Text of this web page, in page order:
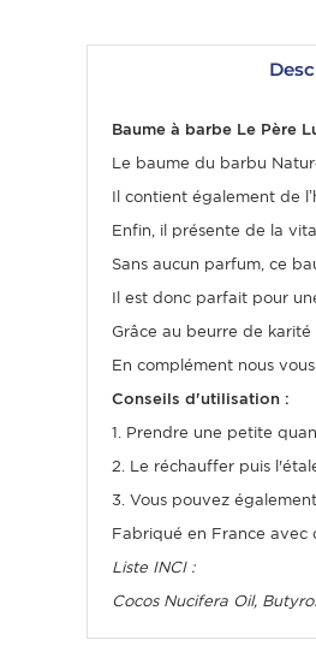
Baume à barbe Le Père
Le baume du barbu
Il contient également de
Enfin, il présente de la
Sans aucun parfum, ce
Il est donc parfait pour
Grâce au beurre de
En complément nous
Conseils d'utilisation :
1. Prendre une petite
2. Le réchauffer puis
3. Vous pouvez
Fabriqué en France avec
Liste INCI :
Cocos Nucifera Oil,